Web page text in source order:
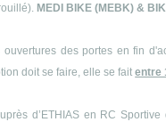
MEDI BIKE (MEBK) &
ouvertures des portes en fin
doit se faire, elle se faitentre
d’ETHIAS en RC